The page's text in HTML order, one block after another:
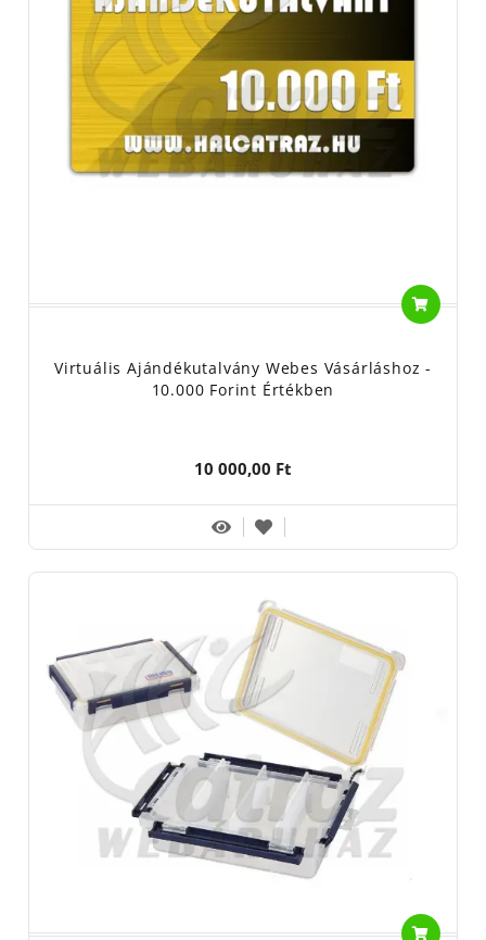
Virtuális Ajándékutalvány Webes Vásárláshoz -
10.000 Forint Értékben
10 000,00 Ft